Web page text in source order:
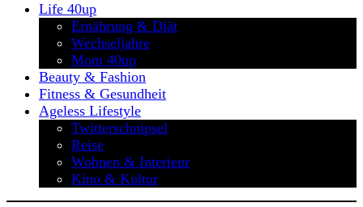
Life 40up
Ernährung & Diät
Wechseljahre
Mom 40up
Beauty & Fashion
Fitness & Gesundheit
Ageless Lifestyle
Twitterschnipsel
Reise
Wohnen & Interieur
Kino & Kultur